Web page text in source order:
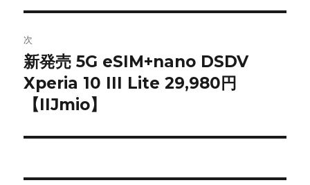
ゲ
ー
シ
ョ
ン
次
次
の
投
新発売 5G eSIM+nano DSDV
Xperia 10 III Lite 29,980円
【IIJmio】